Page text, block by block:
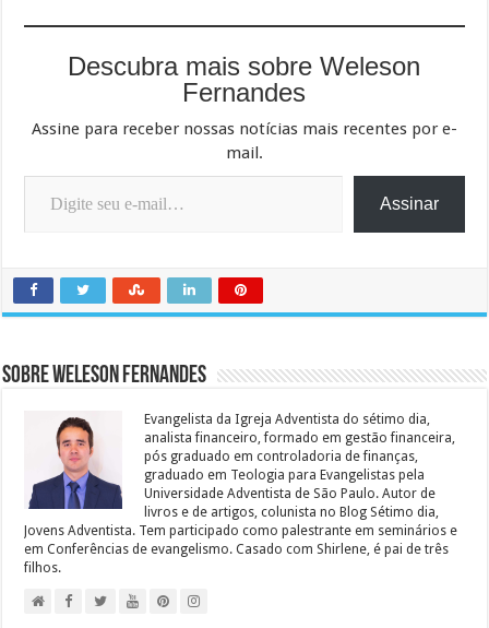
Descubra mais sobre Weleson
Fernandes
Assine para receber nossas notícias mais recentes por e-
mail.
Digite seu e-mail…
Assinar
Sobre Weleson Fernandes
Evangelista da Igreja Adventista do sétimo dia,
analista financeiro, formado em gestão financeira,
pós graduado em controladoria de finanças,
graduado em Teologia para Evangelistas pela
Universidade Adventista de São Paulo. Autor de
livros e de artigos, colunista no Blog Sétimo dia,
Jovens Adventista. Tem participado como palestrante em seminários e
em Conferências de evangelismo. Casado com Shirlene, é pai de três
filhos.